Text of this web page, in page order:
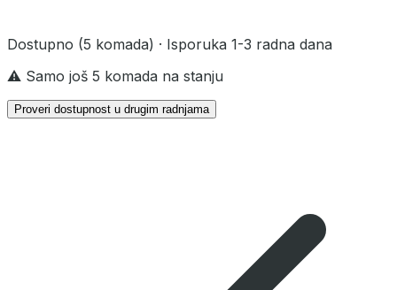
Dostupno (5 komada) · Isporuka 1-3 radna dana
⚠️ Samo još 5 komada na stanju
Proveri dostupnost u drugim radnjama